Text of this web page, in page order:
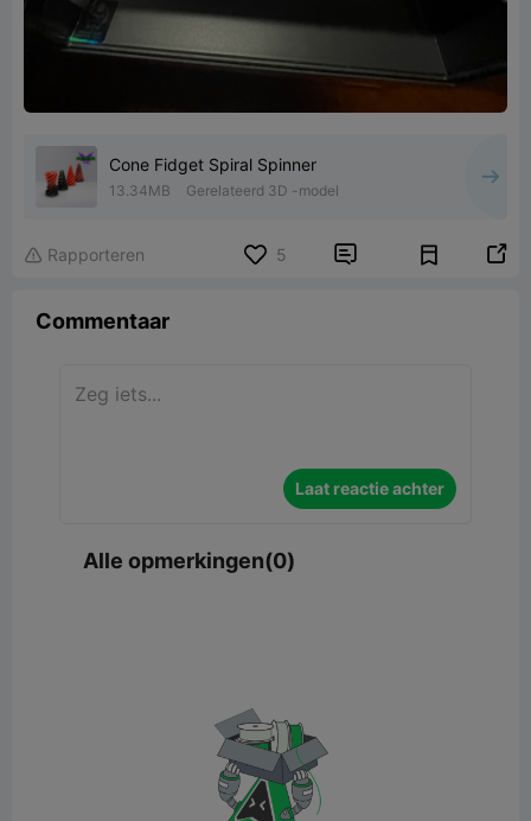
Cone Fidget Spiral Spinner
13.34MB Gerelateerd 3D -model
 Rapporteren 5  
Commentaar
Laat reactie achter
Alle opmerkingen(0)